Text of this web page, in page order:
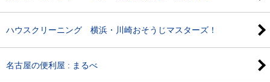
ハウスクリーニング 横浜・川崎おそうじマスターズ！
名古屋の便利屋 : まるべ